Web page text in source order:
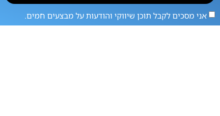
אני מסכים לקבל תוכן שיווקי והודעות על מבצעים חמים.